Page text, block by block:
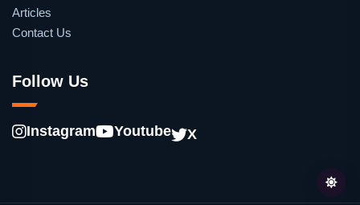
Articles
Contact Us
Follow Us
Instagram Youtube X